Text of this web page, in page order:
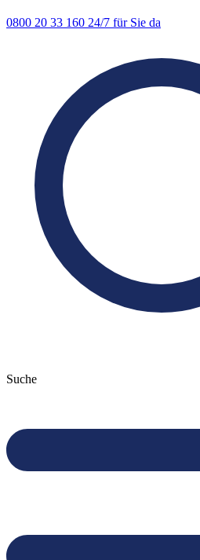
0800 20 33 160 24/7 für Sie da
Suche